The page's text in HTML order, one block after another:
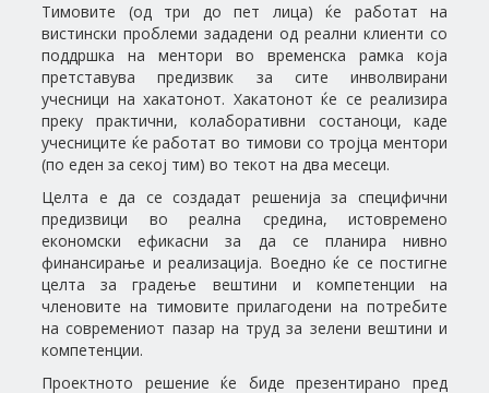
Тимовите (од три до пет лица) ќе работат на
вистински проблеми зададени од реални клиенти со
поддршка на ментори во временска рамка која
претставува предизвик за сите инволвирани
учесници на хакатонот. Хакатонот ќе се реализира
преку практични, колаборативни состаноци, каде
учесниците ќе работат во тимови со тројца ментори
(по еден за секој тим) во текот на два месеци.
Целта е да се создадат решенија за специфични
предизвици во реална средина, истовремено
економски ефикасни за да се планира нивно
финансирање и реализација. Воедно ќе се постигне
целта за градење вештини и компетенции на
членовите на тимовите прилагодени на потребите
на современиот пазар на труд за зелени вештини и
компетенции.
Проектното решение ќе биде презентирано пред